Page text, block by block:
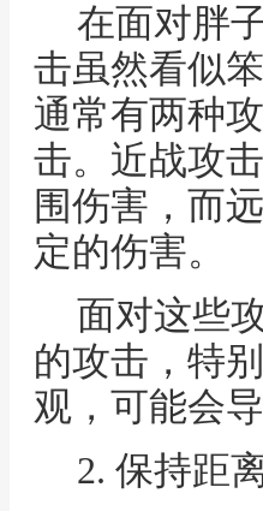
在面对胖
击虽然看似
通常有两种
击。近战攻
围伤害，而
定的伤害。
面对这些
的攻击，特
观，可能会
2. 保持距